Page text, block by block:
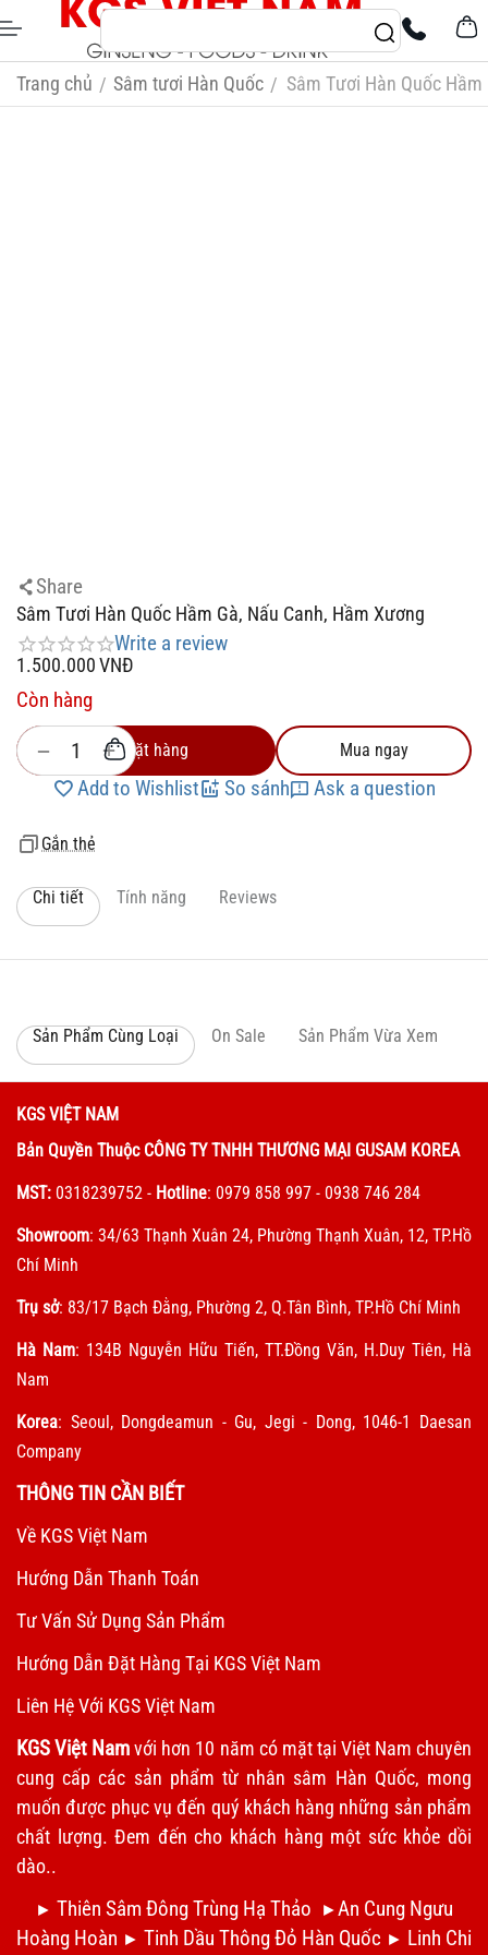
Trang chủ / Sâm tươi Hàn Quốc / Sâm Tươi Hàn Quốc
Share
Sâm Tươi Hàn Quốc Hầm Gà, Nấu Canh, Hầm Xương
Write a review
1.500.000VNĐ
Còn hàng
+
− Đặt hàng Mua ngay
Add to Wishlist So sánh Ask a question
Gắn thẻ
Chi tiết Tính năng Reviews
Sản Phẩm Cùng Loại On Sale Sản Phẩm Vừa Xem
KGS VIỆT NAM
Bản Quyền Thuộc CÔNG TY TNHH THƯƠNG MẠI GUSAM KOREA
MST: 0318239752 - Hotline: 0979 858 997 - 0938 746 284
Showroom: 34/63 Thạnh Xuân 24, Phường Thạnh Xuân, 12, TP.Hồ
Chí Minh
Trụ sở: 83/17 Bạch Đằng, Phường 2, Q.Tân Bình, TP.Hồ Chí Minh
Hà Nam: 134B Nguyễn Hữu Tiến, TT.Đồng Văn, H.Duy Tiên, Hà
Nam
Korea: Seoul, Dongdeamun - Gu, Jegi - Dong, 1046-1 Daesan
Company
THÔNG TIN CẦN BIẾT
Về KGS Việt Nam
Hướng Dẫn Thanh Toán
Tư Vấn Sử Dụng Sản Phẩm
Hướng Dẫn Đặt Hàng Tại KGS Việt Nam
Liên Hệ Với KGS Việt Nam
KGS Việt Namvới hơn 10 năm có mặt tại Việt Nam chuyên
cung cấp các sản phẩm từ nhân sâm Hàn Quốc, mong
muốn được phục vụ đến quý khách hàng những sản phẩm
chất lượng. Đem đến cho khách hàng một sức khỏe dồi
dào..
► Thiên Sâm Đông Trùng Hạ Thảo ►An Cung Ngưu
Hoàng Hoàn ► Tinh Dầu Thông Đỏ Hàn Quốc ► Linh Chi